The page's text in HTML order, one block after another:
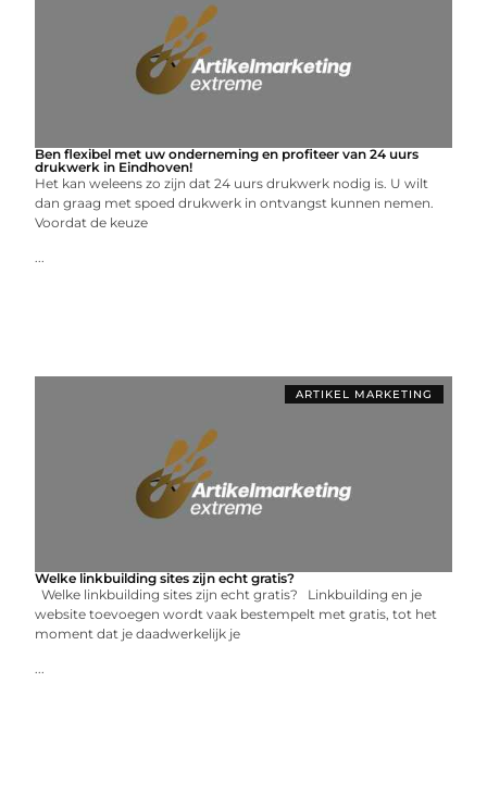
Ben flexibel met uw onderneming en profiteer van 24 uurs
drukwerk in Eindhoven!
Het kan weleens zo zijn dat 24 uurs drukwerk nodig is. U wilt
dan graag met spoed drukwerk in ontvangst kunnen nemen.
Voordat de keuze
...
ARTIKEL MARKETING
Welke linkbuilding sites zijn echt gratis?
Welke linkbuilding sites zijn echt gratis? Linkbuilding en je
website toevoegen wordt vaak bestempelt met gratis, tot het
moment dat je daadwerkelijk je
...